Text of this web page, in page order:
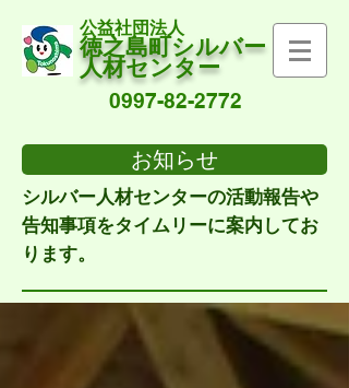
公益社団法人
徳之島町シルバー
人材センター
0997-82-2772
お知らせ
シルバー人材センターの活動報告や
告知事項をタイムリーに案内してお
ります。